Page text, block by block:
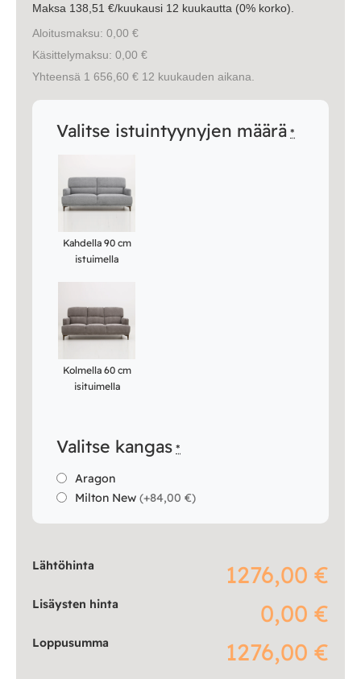
Maksa 138,51 €/kuukausi 12 kuukautta (0% korko).
Aloitusmaksu: 0,00 €
Käsittelymaksu: 0,00 €
Yhteensä 1 656,60 € 12 kuukauden aikana.
Valitse istuintyynyjen määrä *
Kahdella 90 cm
istuimella
Kolmella 60 cm
isituimella
Valitse kangas *
Aragon
Milton New (+84,00 €)
Lähtöhinta 1276,00 €
Lisäysten hinta 0,00 €
Loppusumma 1276,00 €